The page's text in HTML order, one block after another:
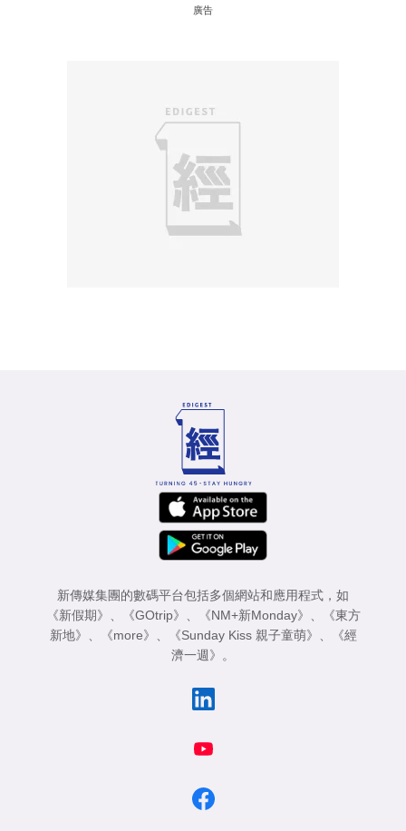
廣告
新傳媒集團的數碼平台包括多個網站和應用程式，如
《新假期》
《GOtrip》 《NM+新Monday》
《東方
新地》
《more》 《Sunday Kiss 親子童萌》
《經
濟一週》
。